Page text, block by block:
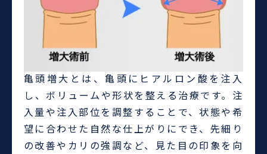
亀頭増大とは、亀頭にヒアルロン酸を注入
し、ボリュームや形状を整える治療です。注
入量や注入部位を調整することで、状態や希
望に合わせた自然な仕上がりにでき、先細り
の改善やカリの強調など、見た目の印象を向